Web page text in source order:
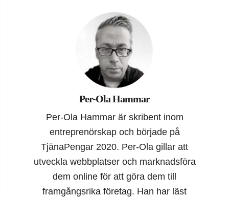
Per-Ola Hammar
Per-Ola Hammar är skribent inom
entreprenörskap och började på
TjänaPengar 2020. Per-Ola gillar att
utveckla webbplatser och marknadsföra
dem online för att göra dem till
framgångsrika företag. Han har läst